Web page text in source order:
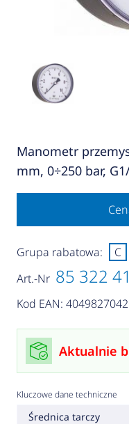
Manometr
mm, 0÷250 bar,
Art.-Nr 85 322
Kod EAN:
Grupa rabatowa: C
Aktualnie
Kluczowe dane techniczne
Średnica tarczy